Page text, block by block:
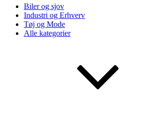
Biler og sjov
Industri og Erhverv
Tøj og Mode
Alle kategorier